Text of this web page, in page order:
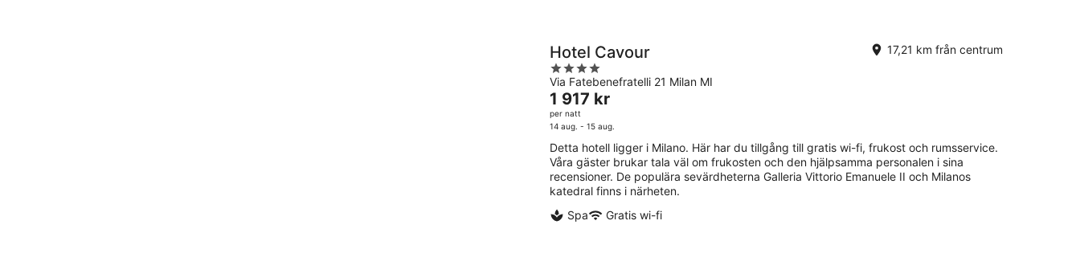
Hotel Cavour
4
out
of
5
Via Fatebenefratelli 21 Milan MI
17,21 km från centrum
Priset
är
1 917 kr
per
natt
1 917 kr
per natt
14 aug. - 15 aug.
Detta hotell ligger i Milano. Här har du tillgång till gratis wi-fi, frukost och rumsservice.
Våra gäster brukar tala väl om frukosten och den hjälpsamma personalen i sina
recensioner. De populära sevärdheterna Galleria Vittorio Emanuele II och Milanos
katedral finns i närheten.
Spa
Gratis wi-fi